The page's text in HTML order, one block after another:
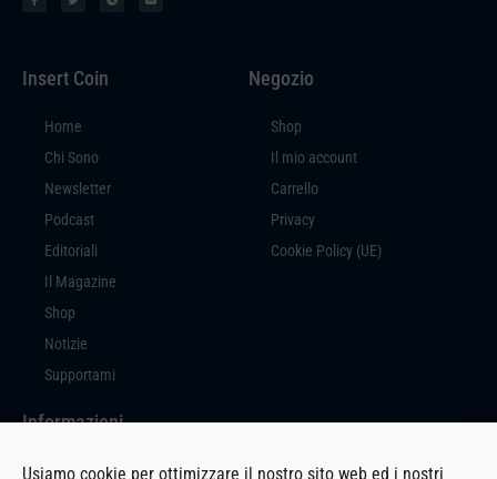
Usiamo cookie per ottimizzare il nostro sito web ed i nostri
Insert Coin
Home
Chi Sono
Newsletter
Podcast
Editoriali
Il Magazine
Shop
Notizie
Supportami
Negozio
Shop
Il mio account
Carrello
Privacy
Cookie Policy (UE)
Informazioni
Insert Coin è un prodotto editoriale a cura di Massimiliano Di Marco, con